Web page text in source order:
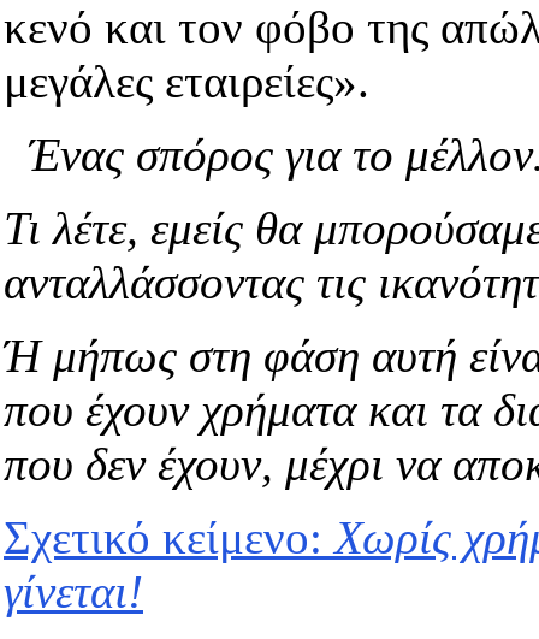
κενό και τον φόβο της
μεγάλες εταιρείες».
Ένας σπόρος για το
Τι λέτε, εμείς θα
ανταλλάσσοντας τις
Ή μήπως στη φάση αυτή
που έχουν χρήματα και τα
που δεν έχουν, μέχρι να
Σχετικό κείμενο:Χωρίς
γίνεται!